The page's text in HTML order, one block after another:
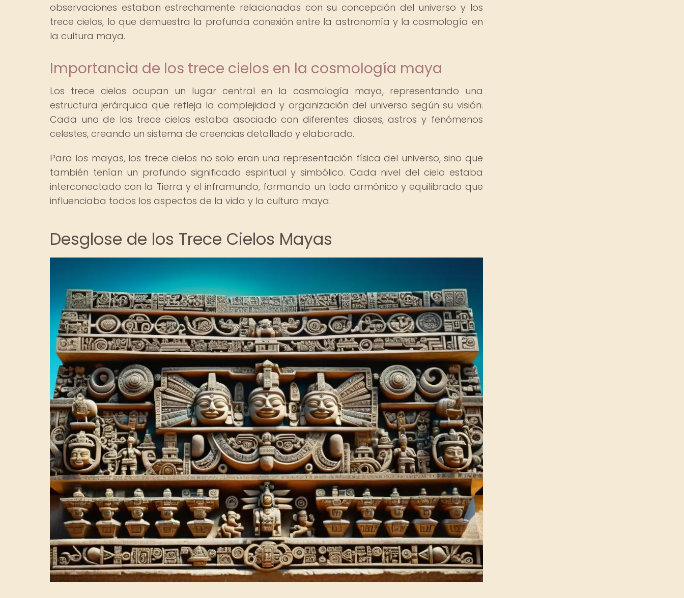
observaciones estaban estrechamente relacionadas con su concepción del universo y los
trece cielos, lo que demuestra la profunda conexión entre la astronomía y la cosmología en
la cultura maya.
Importancia de los trece cielos en la cosmología maya
Los trece cielos ocupan un lugar central en la cosmología maya, representando una
estructura jerárquica que refleja la complejidad y organización del universo según su visión.
Cada uno de los trece cielos estaba asociado con diferentes dioses, astros y fenómenos
celestes, creando un sistema de creencias detallado y elaborado.
Para los mayas, los trece cielos no solo eran una representación física del universo, sino que
también tenían un profundo significado espiritual y simbólico. Cada nivel del cielo estaba
interconectado con la Tierra y el inframundo, formando un todo armónico y equilibrado que
influenciaba todos los aspectos de la vida y la cultura maya.
Desglose de los Trece Cielos Mayas